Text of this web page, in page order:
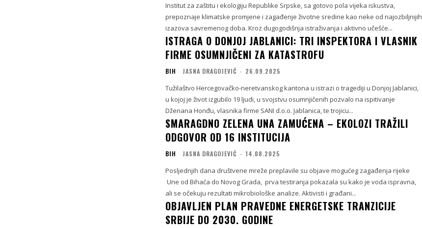
Institut za zaštitu i ekologiju Republike Srpske, sa gotovo pola vijeka iskustva,
prepoznaje klimatske promjene i zagađenje životne sredine kao neke od najozbiljnijih
izazova savremenog doba. Kroz dugogodišnja istraživanja i aktivno učešće...
ISTRAGA O DONJOJ JABLANICI: TRI INSPEKTORA I VLASNIK
FIRME OSUMNJIČENI ZA KATASTROFU
BIH JASNA DRAGOJEVIĆ - 26.09.2025
Tužilaštvo Hercegovačko-neretvanskog kantona u istrazi o tragediji u Donjoj Jablanici,
u kojoj je život izgubilo 19 ljudi, u svojstvu osumnjičenih pozvalo na ispitivanje
Dženana Honđu, vlasnika firme SANI d.o.o. Jablanica, te trojicu...
SMARAGDNO ZELENA UNA ZAMUĆENA – EKOLOZI TRAŽILI
ODGOVOR OD 16 INSTITUCIJA
BIH JASNA DRAGOJEVIĆ - 14.08.2025
Posljednjih dana društvene mreže preplavile su objave mogućeg zagađenja rijeke
Une od Bihaća do Novog Grada, prva testiranja pokazala su kako je voda ispravna,
ali se očekuju rezultati mikrobiološke analize. Aktivisti i građani...
OBJAVLJEN PLAN PRAVEDNE ENERGETSKE TRANZICIJE
SRBIJE DO 2030. GODINE